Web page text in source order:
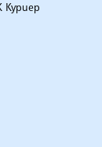
Куриер